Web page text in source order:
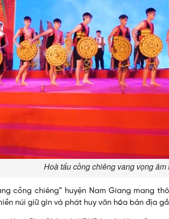
Hoà tấu cồng chiêng vang vọng
cồng chiêng” huyện Nam Giang mang
núi giữ gìn và phát huy văn hóa bản địa